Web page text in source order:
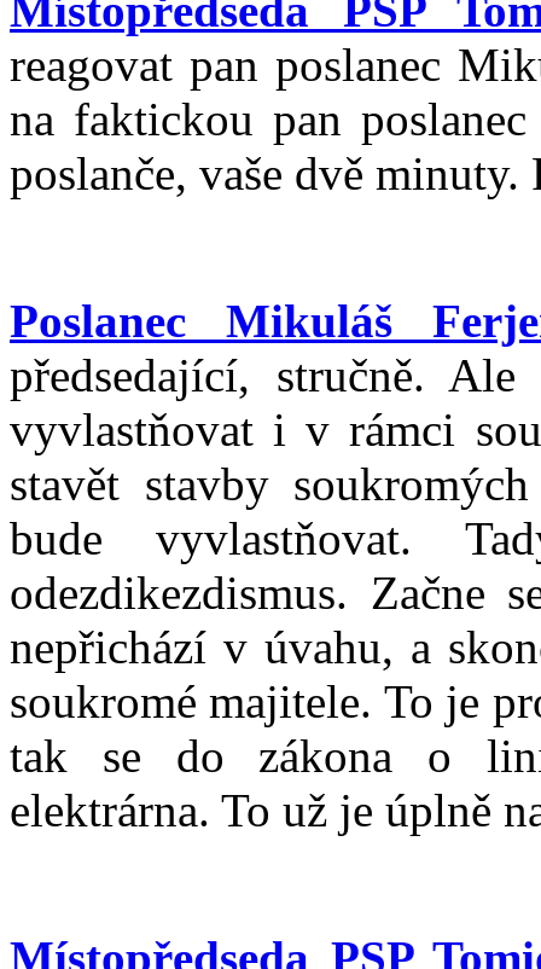
reagovat pan poslanec
na faktickou pan
poslanče, vaše dvě minuty.
Poslanec Mikuláš
předsedající, stručně.
vyvlastňovat i v rámci
stavět stavby
bude vyvlastňovat.
odezdikezdismus. Začne
nepřichází v úvahu, a
soukromé majitele. To je
tak se do zákona o
elektrárna. To už je úplně
Místopředseda PSP